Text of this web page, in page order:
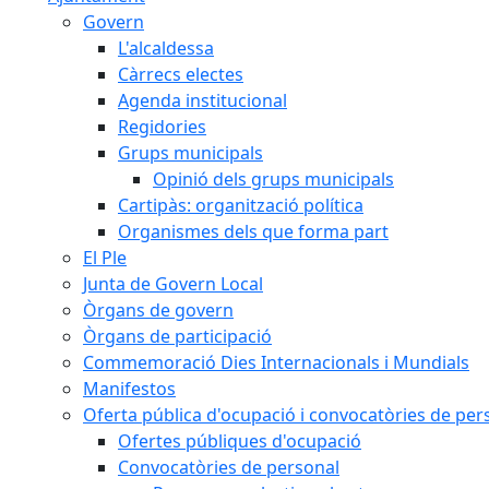
Govern
L'alcaldessa
Càrrecs electes
Agenda institucional
Regidories
Grups municipals
Opinió dels grups municipals
Cartipàs: organització política
Organismes dels que forma part
El Ple
Junta de Govern Local
Òrgans de govern
Òrgans de participació
Commemoració Dies Internacionals i Mundials
Manifestos
Oferta pública d'ocupació i convocatòries de
Ofertes públiques d'ocupació
Convocatòries de personal